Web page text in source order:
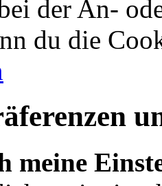
der An-
du die
meine